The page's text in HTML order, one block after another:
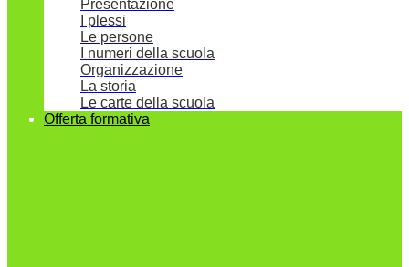
Presentazione
I plessi
Le persone
I numeri della scuola
Organizzazione
La storia
Le carte della scuola
Offerta formativa